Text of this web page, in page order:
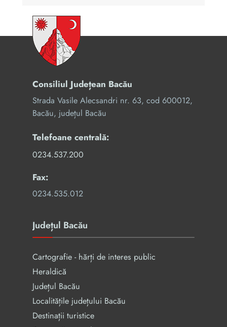
Consiliul Județean Bacău
Strada Vasile Alecsandri nr. 63, cod 600012,
Bacău, județul Bacău
Telefoane centrală:
0234.537.200
Fax:
0234.535.012
Județul Bacău
Cartografie - hărți de interes public
Heraldică
Județul Bacău
Localitățile județului Bacău
Destinații turistice